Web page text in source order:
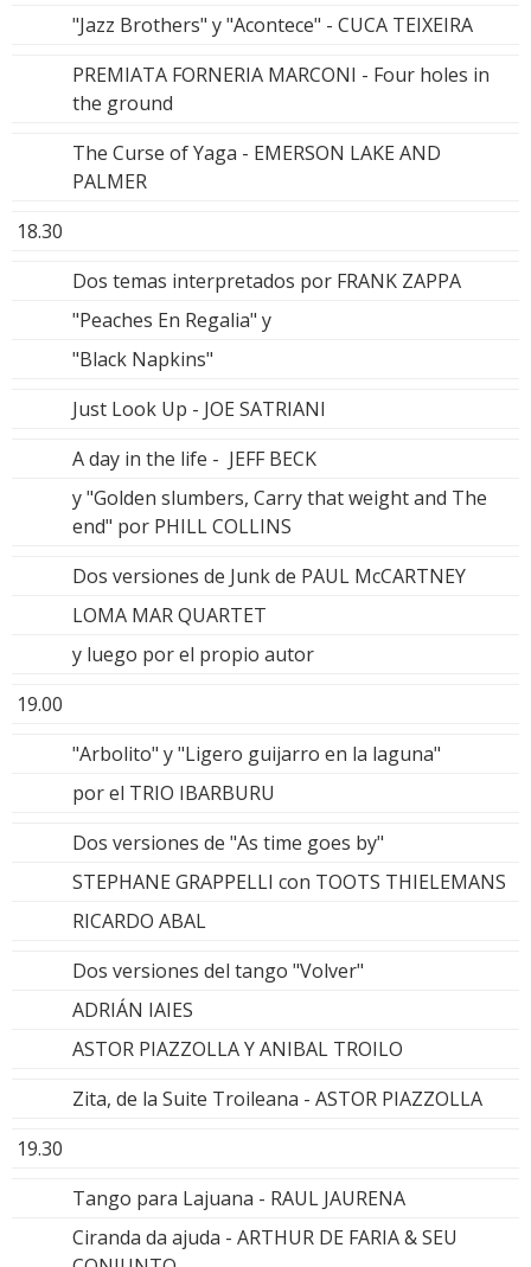
"Jazz Brothers" y "Acontece" - CUCA TEIXEIRA
PREMIATA FORNERIA MARCONI - Four holes in
the ground
The Curse of Yaga - EMERSON LAKE AND
PALMER
18.30
Dos temas interpretados por FRANK ZAPPA
"Peaches En Regalia" y
"Black Napkins"
Just Look Up - JOE SATRIANI
A day in the life - JEFF BECK
y "Golden slumbers, Carry that weight and The
end" por PHILL COLLINS
Dos versiones de Junk de PAUL McCARTNEY
LOMA MAR QUARTET
y luego por el propio autor
19.00
"Arbolito" y "Ligero guijarro en la laguna"
por el TRIO IBARBURU
Dos versiones de "As time goes by"
STEPHANE GRAPPELLI con TOOTS THIELEMANS
RICARDO ABAL
Dos versiones del tango "Volver"
ADRIÁN IAIES
ASTOR PIAZZOLLA Y ANIBAL TROILO
Zita, de la Suite Troileana - ASTOR PIAZZOLLA
19.30
Tango para Lajuana - RAUL JAURENA
Ciranda da ajuda - ARTHUR DE FARIA & SEU